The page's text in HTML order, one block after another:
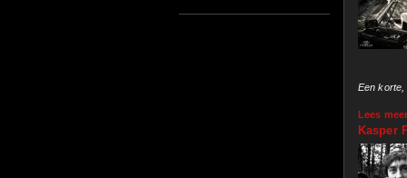
Een korte,
Lees meer
Kasper